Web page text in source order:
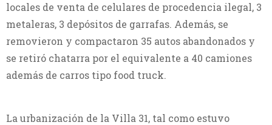
locales de venta de celulares de procedencia ilegal, 3
metaleras, 3 depósitos de garrafas. Además, se
removieron y compactaron 35 autos abandonados y
se retiró chatarra por el equivalente a 40 camiones
además de carros tipo food truck.
La urbanización de la Villa 31, tal como estuvo